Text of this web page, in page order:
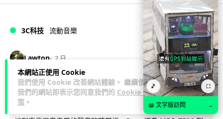
本網站正使用 Cookie
我們使用 Cookie 改善網站體驗。 繼續使用
我們的網站即表示您同意我們的 Cookie 政
策 。
3C科技 流動音樂
Lawton 2 日 89
【評測】Sony IER-M500 入耳式監聽
耳機：現場拍攝、後製監聽與人聲利器
🎵 ⛶
📖 文字版訪問 →